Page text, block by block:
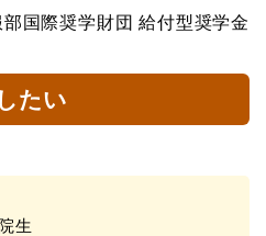
部国際奨学財団 給付型奨学金
たい
生